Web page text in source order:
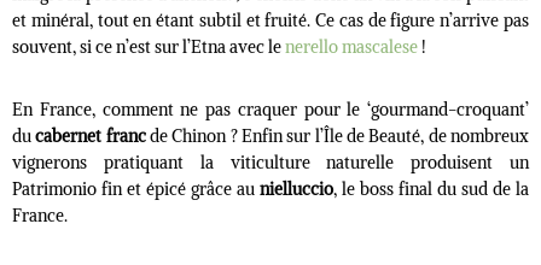
et minéral, tout en étant subtil et fruité. Ce cas de figure n’arrive pas
souvent, si ce n’est sur l’Etna avec lenerello mascalese !
En France, comment ne pas craquer pour le ‘gourmand-croquant’
ducabernet francde Chinon ? Enfin sur l’Île de Beauté, de nombreux
vignerons pratiquant la viticulture naturelle produisent un
Patrimonio fin et épicé grâce au nielluccio, le boss final du sud de la
France.